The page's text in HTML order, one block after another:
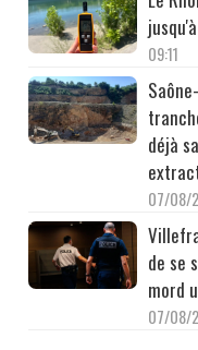
09:11
déjà
07/08/
de se
mord
07/08/